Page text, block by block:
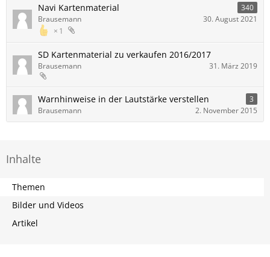
Navi Kartenmaterial 340
1
Brausemann 30. August 2021
SD Kartenmaterial zu verkaufen 2016/2017
Brausemann 31. März 2019
Warnhinweise in der Lautstärke verstellen
3
Brausemann
2. November 2015
Inhalte
Themen
Bilder und Videos
Artikel